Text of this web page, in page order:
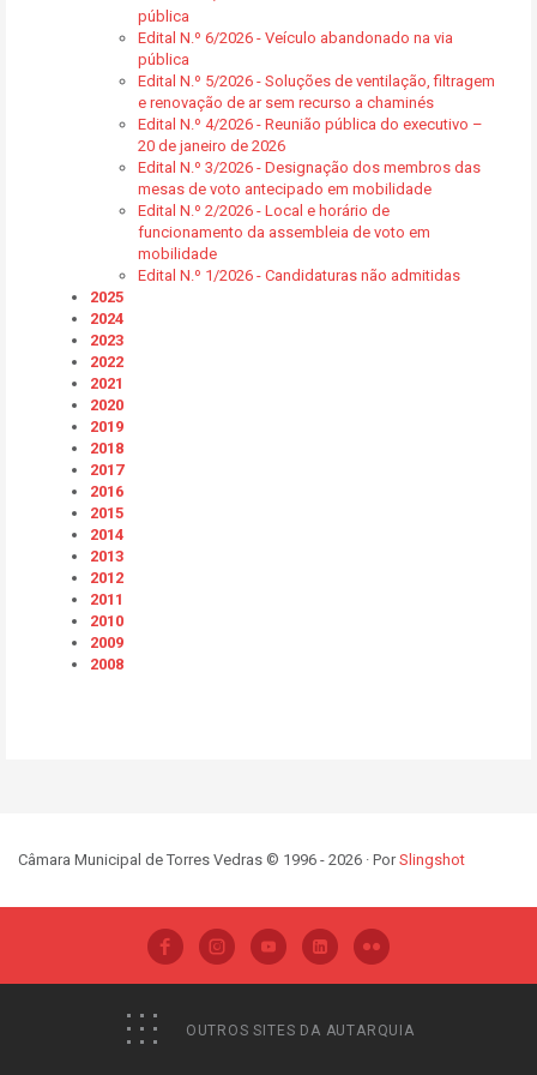
pública
Edital N.º 6/2026 - Veículo abandonado na via
pública
Edital N.º 5/2026 - Soluções de ventilação, filtragem
e renovação de ar sem recurso a chaminés
Edital N.º 4/2026 - Reunião pública do executivo –
20 de janeiro de 2026
Edital N.º 3/2026 - Designação dos membros das
mesas de voto antecipado em mobilidade
Edital N.º 2/2026 - Local e horário de
funcionamento da assembleia de voto em
mobilidade
Edital N.º 1/2026 - Candidaturas não admitidas
2025
2024
2023
2022
2021
2020
2019
2018
2017
2016
2015
2014
2013
2012
2011
2010
2009
2008
Câmara Municipal de Torres Vedras © 1996 - 2026 · PorSlingshot
OUTROS SITES DA AUTARQUIA